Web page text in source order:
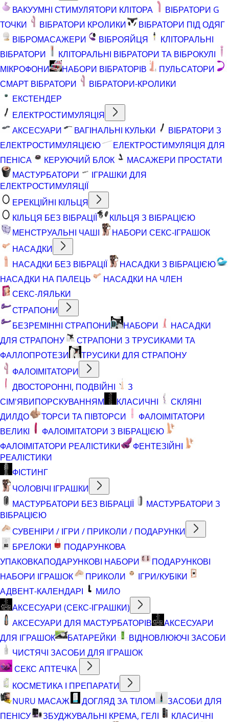
ВАКУУМНІ СТИМУЛЯТОРИ КЛІТОРА
ВІБРАТОРИ G
ТОЧКИ
ВІБРАТОРИ КРОЛИКИ
ВІБРАТОРИ ПІД ОДЯГ
ВІБРОМАСАЖЕРИ
ВІБРОЯЙЦЯ
КЛІТОРАЛЬНІ
ВІБРАТОРИ
КЛІТОРАЛЬНІ ВІБРАТОРИ ТА ВІБРОКУЛІ
МІКРОФОНИ
НАБОРИ ВІБРАТОРІВ
ПУЛЬСАТОРИ
СМАРТ ВІБРАТОРИ
ВІБРАТОРИ-КРОЛИКИ
ЕКСТЕНДЕР
ЕЛЕКТРОСТИМУЛЯЦІЯ
АКСЕСУАРИ
ВАГІНАЛЬНІ КУЛЬКИ
ВІБРАТОРИ З
ЕЛЕКТРОСТИМУЛЯЦІЄЮ
ЕЛЕКТРОСТИМУЛЯЦІЯ ДЛЯ
ПЕНІСА
КЕРУЮЧИЙ БЛОК
МАСАЖЕРИ ПРОСТАТИ
МАСТУРБАТОРИ
ІГРАШКИ ДЛЯ
ЕЛЕКТРОСТИМУЛЯЦІЇ
ЕРЕКЦІЙНІ КІЛЬЦЯ
КІЛЬЦЯ БЕЗ ВІБРАЦІЇ
КІЛЬЦЯ З ВІБРАЦІЄЮ
МЕНСТРУАЛЬНІ ЧАШІ
НАБОРИ СЕКС-ІГРАШОК
НАСАДКИ
НАСАДКИ БЕЗ ВІБРАЦІЇ
НАСАДКИ З ВІБРАЦІЄЮ
НАСАДКИ НА ПАЛЕЦЬ
НАСАДКИ НА ЧЛЕН
СЕКС-ЛЯЛЬКИ
СТРАПОНИ
БЕЗРЕМІННІ СТРАПОНИ
НАБОРИ
НАСАДКИ
ДЛЯ СТРАПОНУ
СТРАПОНИ З ТРУСИКАМИ ТА
ФАЛЛОПРОТЕЗИ
ТРУСИКИ ДЛЯ СТРАПОНУ
ФАЛОІМІТАТОРИ
ДВОСТОРОННІ, ПОДВІЙНІ
З
СІМ'ЯВИПОРСКУВАННЯМ
КЛАСИЧНІ
СКЛЯНІ
ДИЛДО
ТОРСИ ТА ПІВТОРСИ
ФАЛОІМІТАТОРИ
ВЕЛИКІ
ФАЛОІМІТАТОРИ З ВІБРАЦІЄЮ
ФАЛОІМІТАТОРИ РЕАЛІСТИКИ
ФЕНТЕЗІЙНІ
РЕАЛІСТИКИ
ФІСТИНГ
ЧОЛОВІЧІ ІГРАШКИ
МАСТУРБАТОРИ БЕЗ ВІБРАЦІЇ
МАСТУРБАТОРИ З
ВІБРАЦІЄЮ
СУВЕНІРИ / ІГРИ / ПРИКОЛИ / ПОДАРУНКИ
БРЕЛОКИ
ПОДАРУНКОВА
УПАКОВКАПОДАРУНКОВІ НАБОРИ
ПОДАРУНКОВІ
НАБОРИ ІГРАШОК
ПРИКОЛИ
ІГРИ/КУБІКИ
АДВЕНТ-КАЛЕНДАРІ
МИЛО
АКСЕСУАРИ (СЕКС-ІГРАШКИ)
АКСЕСУАРИ ДЛЯ МАСТУРБАТОРІВ
АКСЕСУАРИ
ДЛЯ ІГРАШОК
БАТАРЕЙКИ
ВІДНОВЛЮЮЧІ ЗАСОБИ
ЧИСТЯЧІ ЗАСОБИ ДЛЯ ІГРАШОК
СЕКС АПТЕЧКА
КОСМЕТИКА І ПРЕПАРАТИ
NURU МАСАЖ
ДОГЛЯД ЗА ТІЛОМ
ЗАСОБИ ДЛЯ
ПЕНІСУ
ЗБУДЖУВАЛЬНІ КРЕМА, ГЕЛІ
КЛАСИЧНІ